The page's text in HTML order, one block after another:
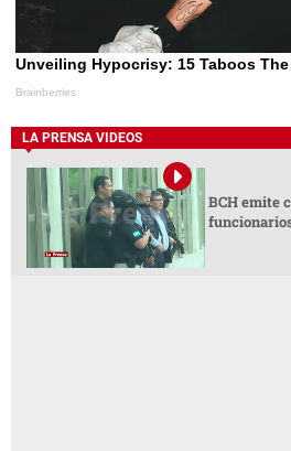
LA PRENSA VIDEOS
BCH emite